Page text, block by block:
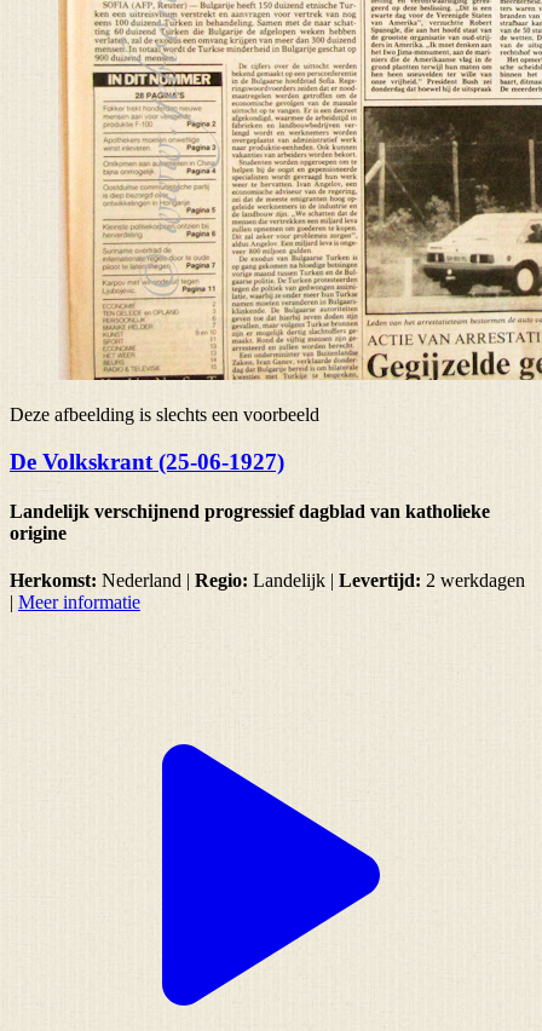
Deze afbeelding is slechts een voorbeeld
De Volkskrant (25-06-1927)
Landelijk verschijnend progressief dagblad van katholieke
origine
Herkomst: Nederland | Regio: Landelijk | Levertijd: 2 werkdagen
| Meer informatie